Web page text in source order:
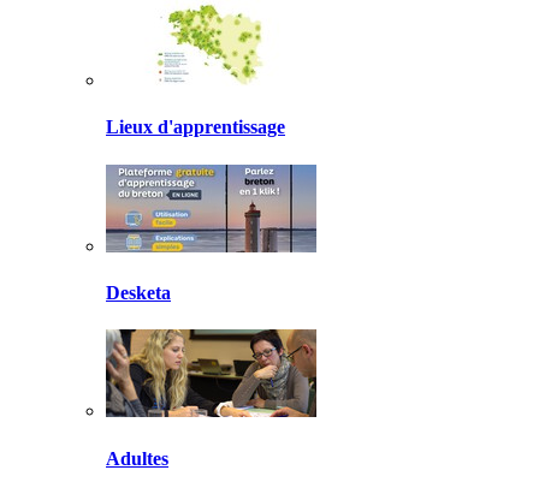
Lieux d'apprentissage
Desketa
Adultes